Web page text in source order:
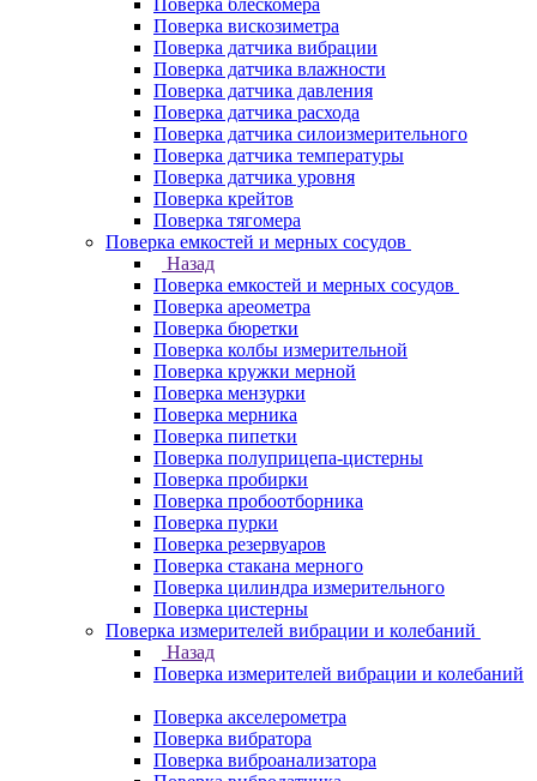
Поверка блескомера
Поверка вискозиметра
Поверка датчика вибрации
Поверка датчика влажности
Поверка датчика давления
Поверка датчика расхода
Поверка датчика силоизмерительного
Поверка датчика температуры
Поверка датчика уровня
Поверка крейтов
Поверка тягомера
Поверка емкостей и мерных сосудов
Назад
Поверка емкостей и мерных сосудов
Поверка ареометра
Поверка бюретки
Поверка колбы измерительной
Поверка кружки мерной
Поверка мензурки
Поверка мерника
Поверка пипетки
Поверка полуприцепа-цистерны
Поверка пробирки
Поверка пробоотборника
Поверка пурки
Поверка резервуаров
Поверка стакана мерного
Поверка цилиндра измерительного
Поверка цистерны
Поверка измерителей вибрации и колебаний
Назад
Поверка измерителей вибрации и колебаний
Поверка акселерометра
Поверка вибратора
Поверка виброанализатора